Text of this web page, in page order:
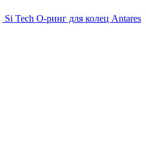
Si Tech О-ринг для колец Antares